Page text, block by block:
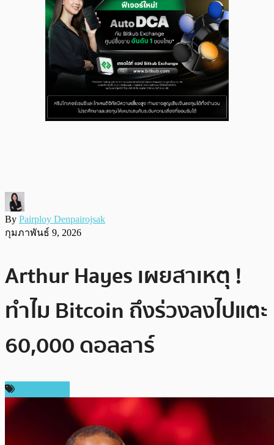
By Pairploy Denpairojsak
กุมภาพันธ์ 9, 2026
Arthur Hayes เผยสาเหตุ !
ทำไม Bitcoin ถึงร่วงลงไปแตะ
60,000 ดอลลาร์